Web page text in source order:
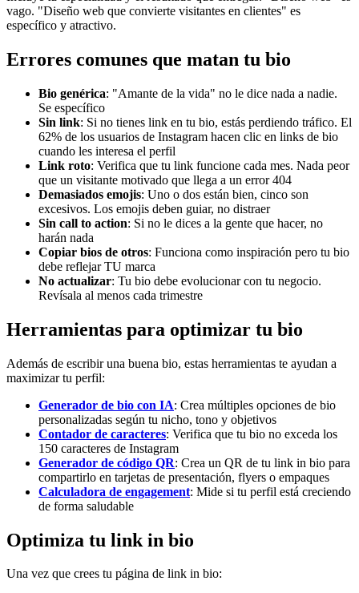
vago. "Diseño web que convierte visitantes en clientes" es
específico y atractivo.
Errores comunes que matan tu bio
Bio genérica: "Amante de la vida" no le dice nada a nadie.
Se específico
Sin link: Si no tienes link en tu bio, estás perdiendo tráfico. El
62% de los usuarios de Instagram hacen clic en links de bio
cuando les interesa el perfil
Link roto: Verifica que tu link funcione cada mes. Nada peor
que un visitante motivado que llega a un error 404
Demasiados emojis: Uno o dos están bien, cinco son
excesivos. Los emojis deben guiar, no distraer
Sin call to action: Si no le dices a la gente que hacer, no
harán nada
Copiar bios de otros: Funciona como inspiración pero tu bio
debe reflejar TU marca
No actualizar: Tu bio debe evolucionar con tu negocio.
Revísala al menos cada trimestre
Herramientas para optimizar tu bio
Además de escribir una buena bio, estas herramientas te ayudan a
maximizar tu perfil:
Generador de bio con IA: Crea múltiples opciones de bio
personalizadas según tu nicho, tono y objetivos
Contador de caracteres: Verifica que tu bio no exceda los
150 caracteres de Instagram
Generador de código QR: Crea un QR de tu link in bio para
compartirlo en tarjetas de presentación, flyers o empaques
Calculadora de engagement: Mide si tu perfil está creciendo
de forma saludable
Optimiza tu link in bio
Una vez que crees tu página de link in bio: